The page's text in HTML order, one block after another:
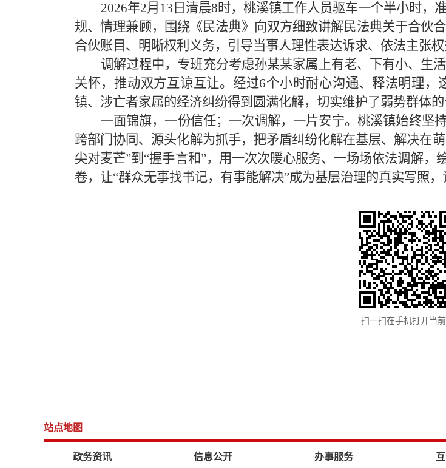
2026年2月13日清晨8时，桃溪镇工作人员驱车一个半小时
规、情理兼顾，围绕《民法典》向双方细致讲解民法典关于合伙
合伙账目、明晰权利义务，引导当事人理性表达诉求、依法主张权
调解过程中，专班充分考虑孙某某家属上有老、下有小、生
关怀，推动双方互谅互让。经过6个小时耐心沟通、释法明理
镇、涉亡者家属的经济纠纷得到圆满化解，切实维护了弱势群体的
一面锦旗，一份信任；一次调解，一片安宁。桃溪镇始终坚
跨部门协同、源头化解为抓手，把矛盾纠纷化解在基层、解决在
尖对麦芒”到“握手言和”，用一次次暖心服务、一场场依法调解
卷，让“群众无事找书记，有事能解决”成为基层治理的真实写照
扫一扫在手机打开当
站点地图
政务资讯 信息公开 办事服务